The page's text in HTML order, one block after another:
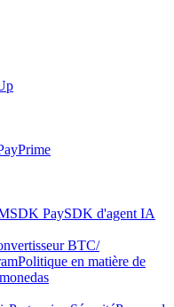
Prime
SDK PaySDK d'agent IA
BTC/
Politique en matière de